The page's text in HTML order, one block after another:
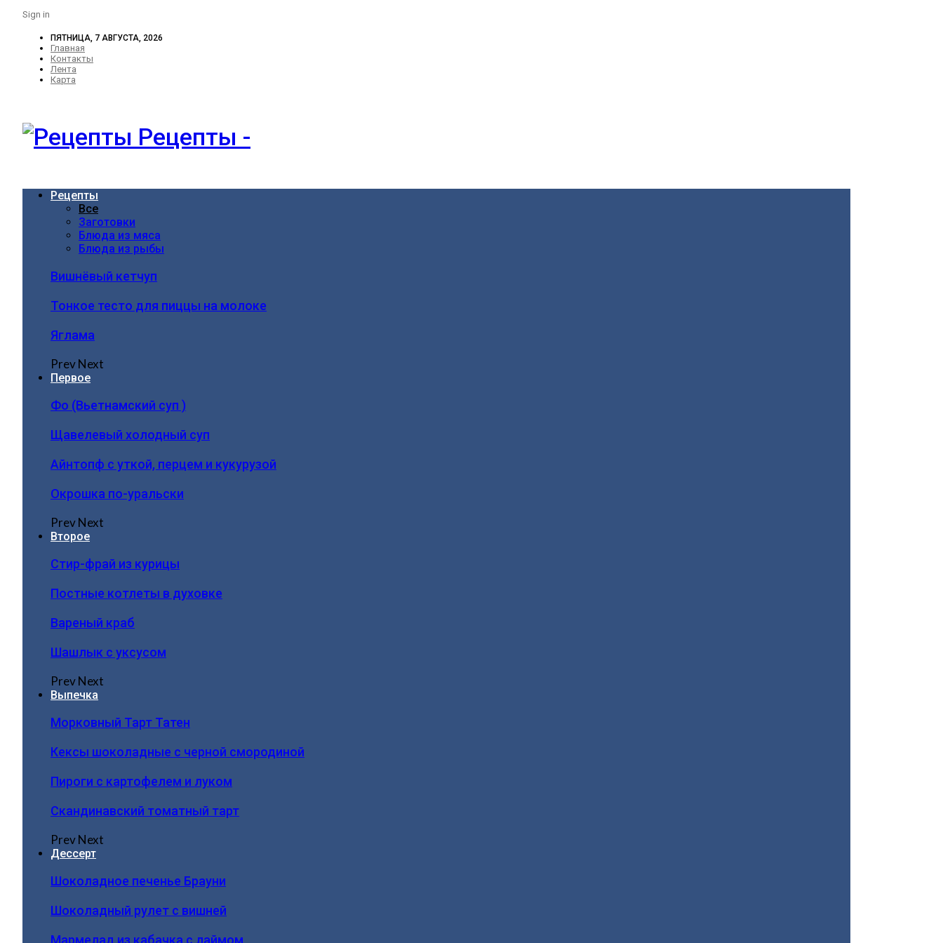
Sign in
ПЯТНИЦА, 7 АВГУСТА, 2026
Главная
Контакты
Лента
Карта
Рецепты -
Рецепты
Все
Заготовки
Блюда из мяса
Блюда из рыбы
Вишнёвый кетчуп
Тонкое тесто для пиццы на молоке
Яглама
PrevNext
Первое
Фо (Вьетнамский суп )
Щавелевый холодный суп
Айнтопф с уткой, перцем и кукурузой
Окрошка по-уральски
PrevNext
Второе
Стир-фрай из курицы
Постные котлеты в духовке
Вареный краб
Шашлык с уксусом
PrevNext
Выпечка
Морковный Тарт Татен
Кексы шоколадные с черной смородиной
Пироги c картофелем и луком
Скандинавский томатный тарт
PrevNext
Дессерт
Шоколадное печенье Брауни
Шоколадный рулет с вишней
Мармелад из кабачка с лаймом